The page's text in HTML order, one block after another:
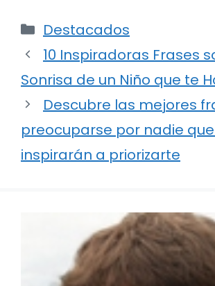
Categorías
Destacados
10 Inspiradoras Frases
Sonrisa de un Niño que te
Descubre las mejores
preocuparse por nadie
inspirarán a priorizarte